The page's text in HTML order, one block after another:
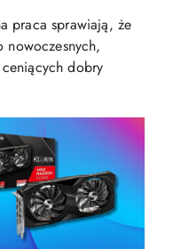
praca sprawiają, że
nowoczesnych,
dobry